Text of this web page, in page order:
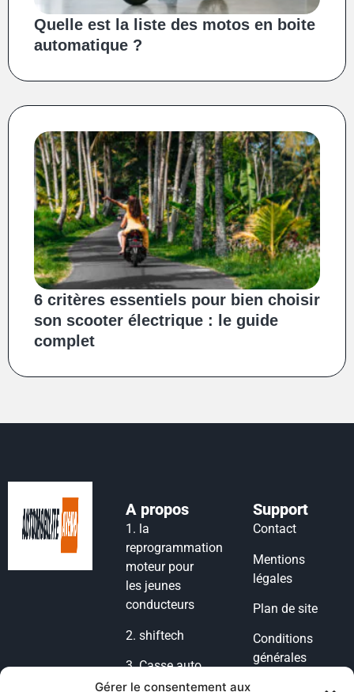
Gérer le consentement aux
Quelle est la liste des motos en boite
automatique ?
6 critères essentiels pour bien choisir
son scooter électrique : le guide
complet
A propos
1. la
reprogrammation
moteur pour
les jeunes
conducteurs
2.shiftech
3.Casse auto
lyon
Support
Contact
Mentions
légales
Plan de site
Conditions
générales